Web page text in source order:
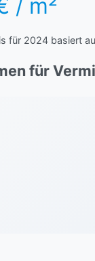
/ m²
für 2024 basiert
für